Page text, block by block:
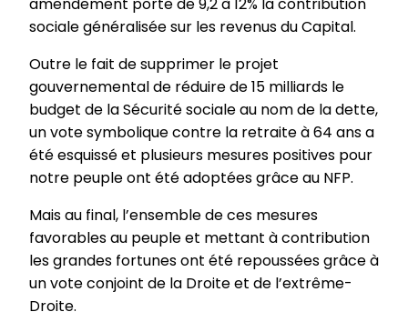
sociale généralisée sur les revenus du Capital.
Outre le fait de supprimer le projet
gouvernemental de réduire de 15 milliards le
budget de la Sécurité sociale au nom de la dette,
un vote symbolique contre la retraite à 64 ans a
été esquissé et plusieurs mesures positives pour
notre peuple ont été adoptées grâce au NFP.
Mais au final, l’ensemble de ces mesures
favorables au peuple et mettant à contribution
les grandes fortunes ont été repoussées grâce à
un vote conjoint de la Droite et de l’extrême­
Droite.